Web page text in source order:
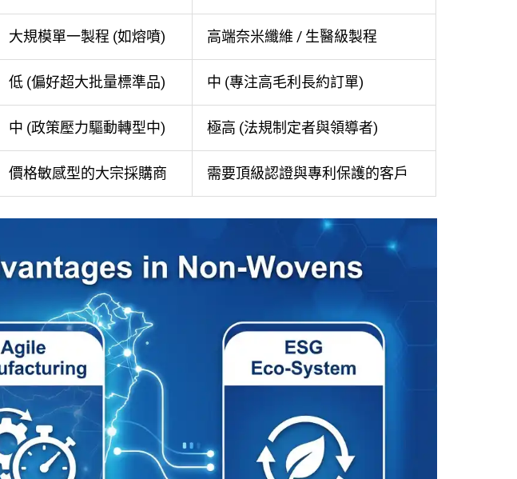
大規模單一製程 (如熔噴) 高端奈米纖維 / 生醫級製程
低 (偏好超大批量標準品) 中 (專注高毛利長約訂單)
中 (政策壓力驅動轉型中) 極高 (法規制定者與領導者)
價格敏感型的大宗採購商 需要頂級認證與專利保護的客戶